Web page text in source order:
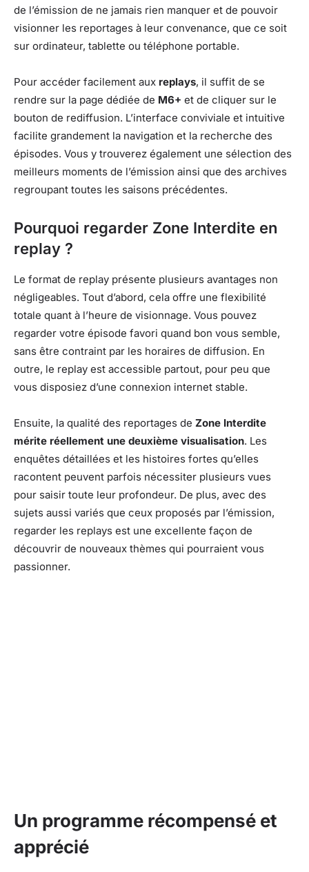
de l’émission de ne jamais rien manquer et de pouvoir
visionner les reportages à leur convenance, que ce soit
sur ordinateur, tablette ou téléphone portable.
Pour accéder facilement aux replays, il suffit de se
rendre sur la page dédiée de M6+ et de cliquer sur le
bouton de rediffusion. L’interface conviviale et intuitive
facilite grandement la navigation et la recherche des
épisodes. Vous y trouverez également une sélection des
meilleurs moments de l’émission ainsi que des archives
regroupant toutes les saisons précédentes.
Pourquoi regarder Zone Interdite en
replay ?
Le format de replay présente plusieurs avantages non
négligeables. Tout d’abord, cela offre une flexibilité
totale quant à l’heure de visionnage. Vous pouvez
regarder votre épisode favori quand bon vous semble,
sans être contraint par les horaires de diffusion. En
outre, le replay est accessible partout, pour peu que
vous disposiez d’une connexion internet stable.
Ensuite, la qualité des reportages de Zone Interdite
mérite réellement une deuxième visualisation. Les
enquêtes détaillées et les histoires fortes qu’elles
racontent peuvent parfois nécessiter plusieurs vues
pour saisir toute leur profondeur. De plus, avec des
sujets aussi variés que ceux proposés par l’émission,
regarder les replays est une excellente façon de
découvrir de nouveaux thèmes qui pourraient vous
passionner.
Un programme récompensé et
apprécié